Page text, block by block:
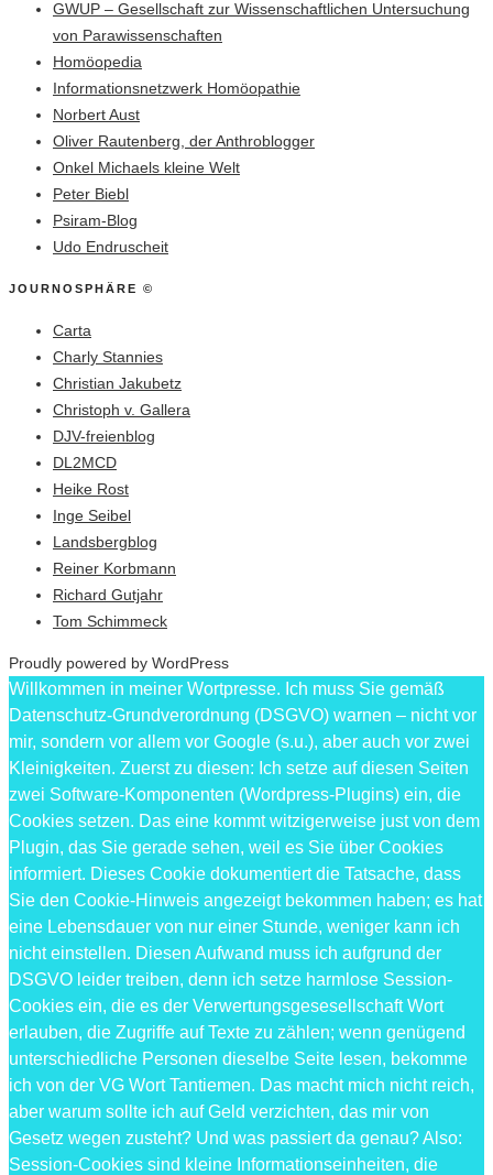
GWUP – Gesellschaft zur Wissenschaftlichen Untersuchung
von Parawissenschaften
Homöopedia
Informationsnetzwerk Homöopathie
Norbert Aust
Oliver Rautenberg, der Anthroblogger
Onkel Michaels kleine Welt
Peter Biebl
Psiram-Blog
Udo Endruscheit
JOURNOSPHÄRE ©
Carta
Charly Stannies
Christian Jakubetz
Christoph v. Gallera
DJV-freienblog
DL2MCD
Heike Rost
Inge Seibel
Landsbergblog
Reiner Korbmann
Richard Gutjahr
Tom Schimmeck
Proudly powered by WordPress
Willkommen in meiner Wortpresse. Ich muss Sie gemäß
Datenschutz-Grundverordnung (DSGVO) warnen – nicht vor
mir, sondern vor allem vor Google (s.u.), aber auch vor zwei
Kleinigkeiten. Zuerst zu diesen: Ich setze auf diesen Seiten
zwei Software-Komponenten (Wordpress-Plugins) ein, die
Cookies setzen. Das eine kommt witzigerweise just von dem
Plugin, das Sie gerade sehen, weil es Sie über Cookies
informiert. Dieses Cookie dokumentiert die Tatsache, dass
Sie den Cookie-Hinweis angezeigt bekommen haben; es hat
eine Lebensdauer von nur einer Stunde, weniger kann ich
nicht einstellen. Diesen Aufwand muss ich aufgrund der
DSGVO leider treiben, denn ich setze harmlose Session-
Cookies ein, die es der Verwertungsgesesellschaft Wort
erlauben, die Zugriffe auf Texte zu zählen; wenn genügend
unterschiedliche Personen dieselbe Seite lesen, bekomme
ich von der VG Wort Tantiemen. Das macht mich nicht reich,
aber warum sollte ich auf Geld verzichten, das mir von
Gesetz wegen zusteht? Und was passiert da genau? Also:
Session-Cookies sind kleine Informationseinheiten, die